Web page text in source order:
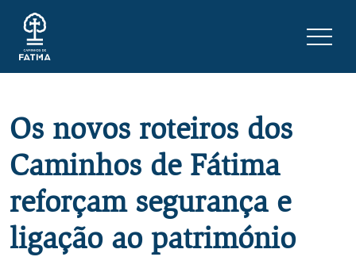
Os novos roteiros dos
Caminhos de Fátima
reforçam segurança e
ligação ao património